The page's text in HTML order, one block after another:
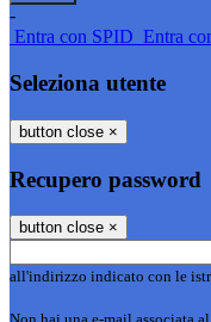
-
Entra con SPID Entra
Seleziona utente
button close ×
Recupero password
button close ×
all'indirizzo indicato con le